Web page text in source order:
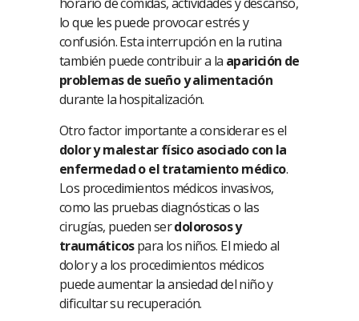
lo que les puede provocar estrés y
confusión. Esta interrupción en la rutina
también puede contribuir a la aparición de
problemas de sueño y alimentación
durante la hospitalización.
Otro factor importante a considerar es el
dolor y malestar físico asociado con la
enfermedad o el tratamiento médico.
Los procedimientos médicos invasivos,
como las pruebas diagnósticas o las
cirugías, pueden serdolorosos y
traumáticospara los niños. El miedo al
dolor y a los procedimientos médicos
puede aumentar la ansiedad del niño y
dificultar su recuperación.